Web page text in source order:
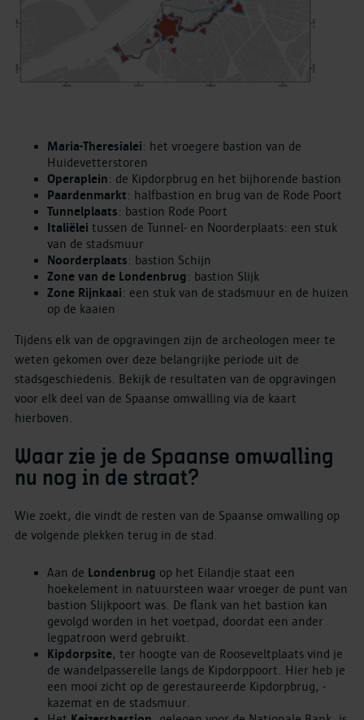
Maria-Theresialei: het vroegere bastion van de
Huidevetterstoren
Operaplein: de Kipdorpbrug en het bijhorende bastion
Paardenmarkt: halfbastion en brug van de Rode Poort
Tunnelplaats: bastion Rode Poort
Italiëlei tussen de Tunnel- en Noorderplaats: een stuk
van de stadsmuur
Noorderplaats: bastion Schijn
Zone van de Londenbrug: bastion Slijk
Zone Rijnkaai: een stuk van de stadsmuur en de huizen
op de kaaien
Tijdens elk van de opgravingen zijn de archeologen meer te
weten gekomen over deze belangrijke periode uit de
stadsgeschiedenis. Bekijk de resultaten van de opgravingen
voor elk deel van de Spaanse omwalling via de kaart
hierboven.
Waar zie je de Spaanse omwalling
nu nog in de straat?
Wie zoekt, die vindt de resten van de Spaanse omwalling op
de volgende plekken terug in de stad.
Aan de Londenbrug op het Eilandje staat een
hoekelement in natuursteen waar vroeger de punt van
bastion Slijkpoort was. De flank van het bastion kan
gevolgd worden in het voetpad, doordat een ander
legpatroon werd gebruikt.
Kipdorpsite, ter hoogte van de Rooseveltplaats vind je
de wandelpasserelle langs de Kipdorppoort. Hier heb je
een mooi zicht op de gerestaureerde Kipdorpbrug, -
kazemat en de stadsmuur.